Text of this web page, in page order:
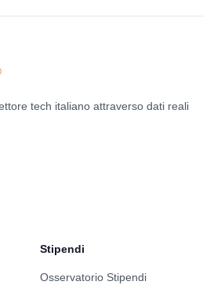
tech italiano attraverso dati reali
Stipendi
Osservatorio Stipendi